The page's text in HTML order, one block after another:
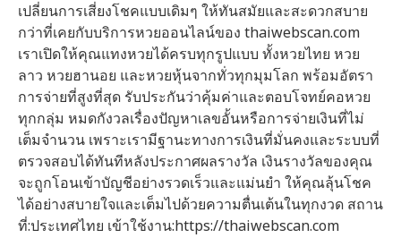
เปลี่ยนการเสี่ยงโชคแบบเดิมๆ ให้ทันสมัยและสะดวกสบาย
กว่าที่เคยกับบริการหวยออนไลน์ของ thaiwebscan.com
เราเปิดให้คุณแทงหวยได้ครบทุกรูปแบบ ทั้งหวยไทย หวย
ลาว หวยฮานอย และหวยหุ้นจากทั่วทุกมุมโลก พร้อมอัตรา
การจ่ายที่สูงที่สุด รับประกันว่าคุ้มค่าและตอบโจทย์คอหวย
ทุกกลุ่ม หมดกังวลเรื่องปัญหาเลขอั้นหรือการจ่ายเงินที่ไม่
เต็มจำนวน เพราะเรามีฐานะทางการเงินที่มั่นคงและระบบที่
ตรวจสอบได้ทันทีหลังประกาศผลรางวัล เงินรางวัลของคุณ
จะถูกโอนเข้าบัญชีอย่างรวดเร็วและแม่นยำ ให้คุณลุ้นโชค
ได้อย่างสบายใจและเต็มไปด้วยความตื่นเต้นในทุกงวด สถาน
ที่:ประเทศไทย เข้าใช้งาน:https://thaiwebscan.com